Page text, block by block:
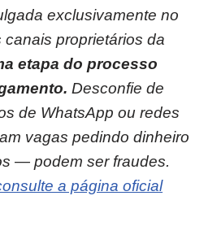
exclusivamente no
proprietários da
etapa do processo
Desconfie de
de WhatsApp ou redes
vagas pedindo dinheiro
— podem ser fraudes.
a página oficial